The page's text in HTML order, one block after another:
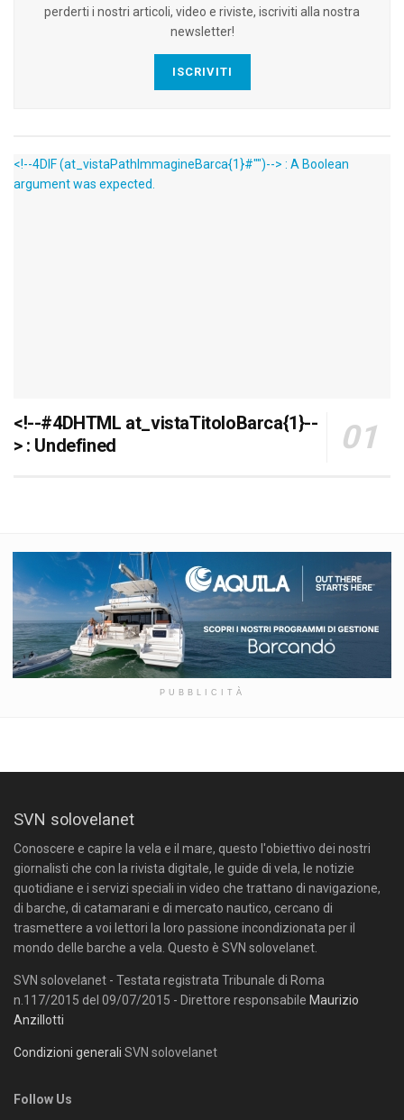
perderti i nostri articoli, video e riviste, iscriviti alla nostra
newsletter!
ISCRIVITI
<!--4DIF (at_vistaPathImmagineBarca{1}#"")--> : A Boolean
argument was expected.
<!--#4DHTML at_vistaTitoloBarca{1}--
> : Undefined
PUBBLICITÀ
SVN solovelanet
Conoscere e capire la vela e il mare, questo l'obiettivo dei nostri
giornalisti che con la rivista digitale, le guide di vela, le notizie
quotidiane e i servizi speciali in video che trattano di navigazione,
di barche, di catamarani e di mercato nautico, cercano di
trasmettere a voi lettori la loro passione incondizionata per il
mondo delle barche a vela. Questo è SVN solovelanet.
SVN solovelanet - Testata registrata Tribunale di Roma
n.117/2015 del 09/07/2015 - Direttore responsabile Maurizio
Anzillotti
Condizioni generali SVN solovelanet
Follow Us